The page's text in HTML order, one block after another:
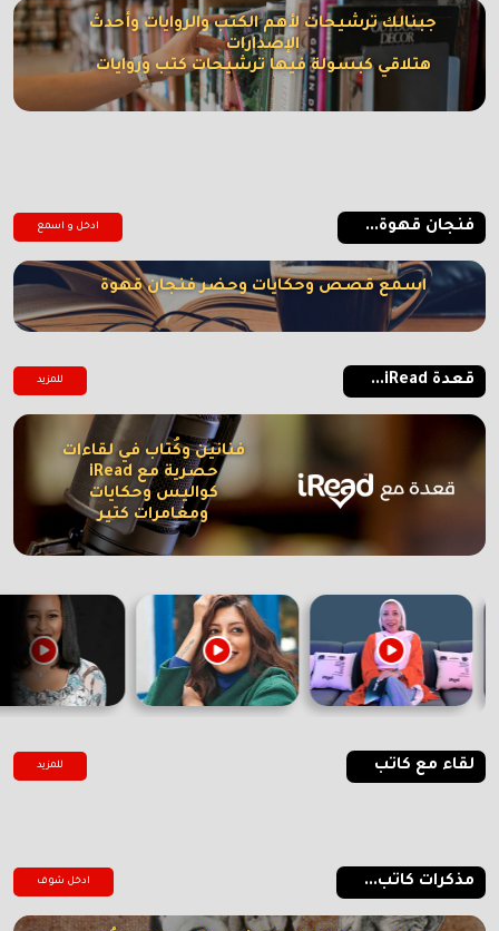
جبنالك ترشيحات لأهم الكتب والروايات وأحدث
الإصدارات
هتلاقي كبسولة فيها ترشيحات كتب وروايات
فنجان قهوة... ادخل و اسمع
اسمع قصص وحكايات وحضر فنجان قهوة
قعدة iRead... للمزيد
فنانين وكُتاب في لقاءات
حصرية مع iRead
كواليس وحكايات
ومغامرات كتير
لقاء مع كاتب للمزيد
مذكرات كاتب... ادخل شوف